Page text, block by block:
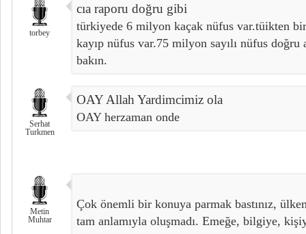
torbey
cıa raporu doğru gibi
türkiyede 6 milyon kaçak nüfus var.tüikten bir
kayıp nüfus var.75 milyon sayılı nüfus doğru
bakın.
Serhat
Turkmen
OAY Allah Yardimcimiz ola
OAY herzaman onde
Metin
Muhtar
Çok önemli bir konuya parmak bastınız,
tam anlamıyla oluşmadı. Emeğe, bilgiye,